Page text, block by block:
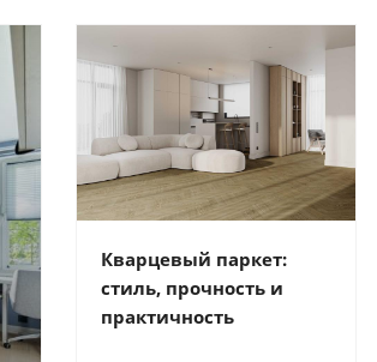
Кварцевый паркет:
стиль, прочность и
практичность